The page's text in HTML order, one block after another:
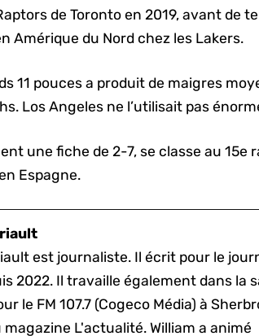
de Toronto en 2019, avant de
Amérique du Nord chez les Lakers.
11 pouces a produit de maigres
Los Angeles ne l’utilisait pas
une fiche de 2-7, se classe au 15e
Espagne.
est journaliste. Il écrit pour le
2022. Il travaille également dans la
le FM 107.7 (Cogeco Média) à
magazine L'actualité. William a animé